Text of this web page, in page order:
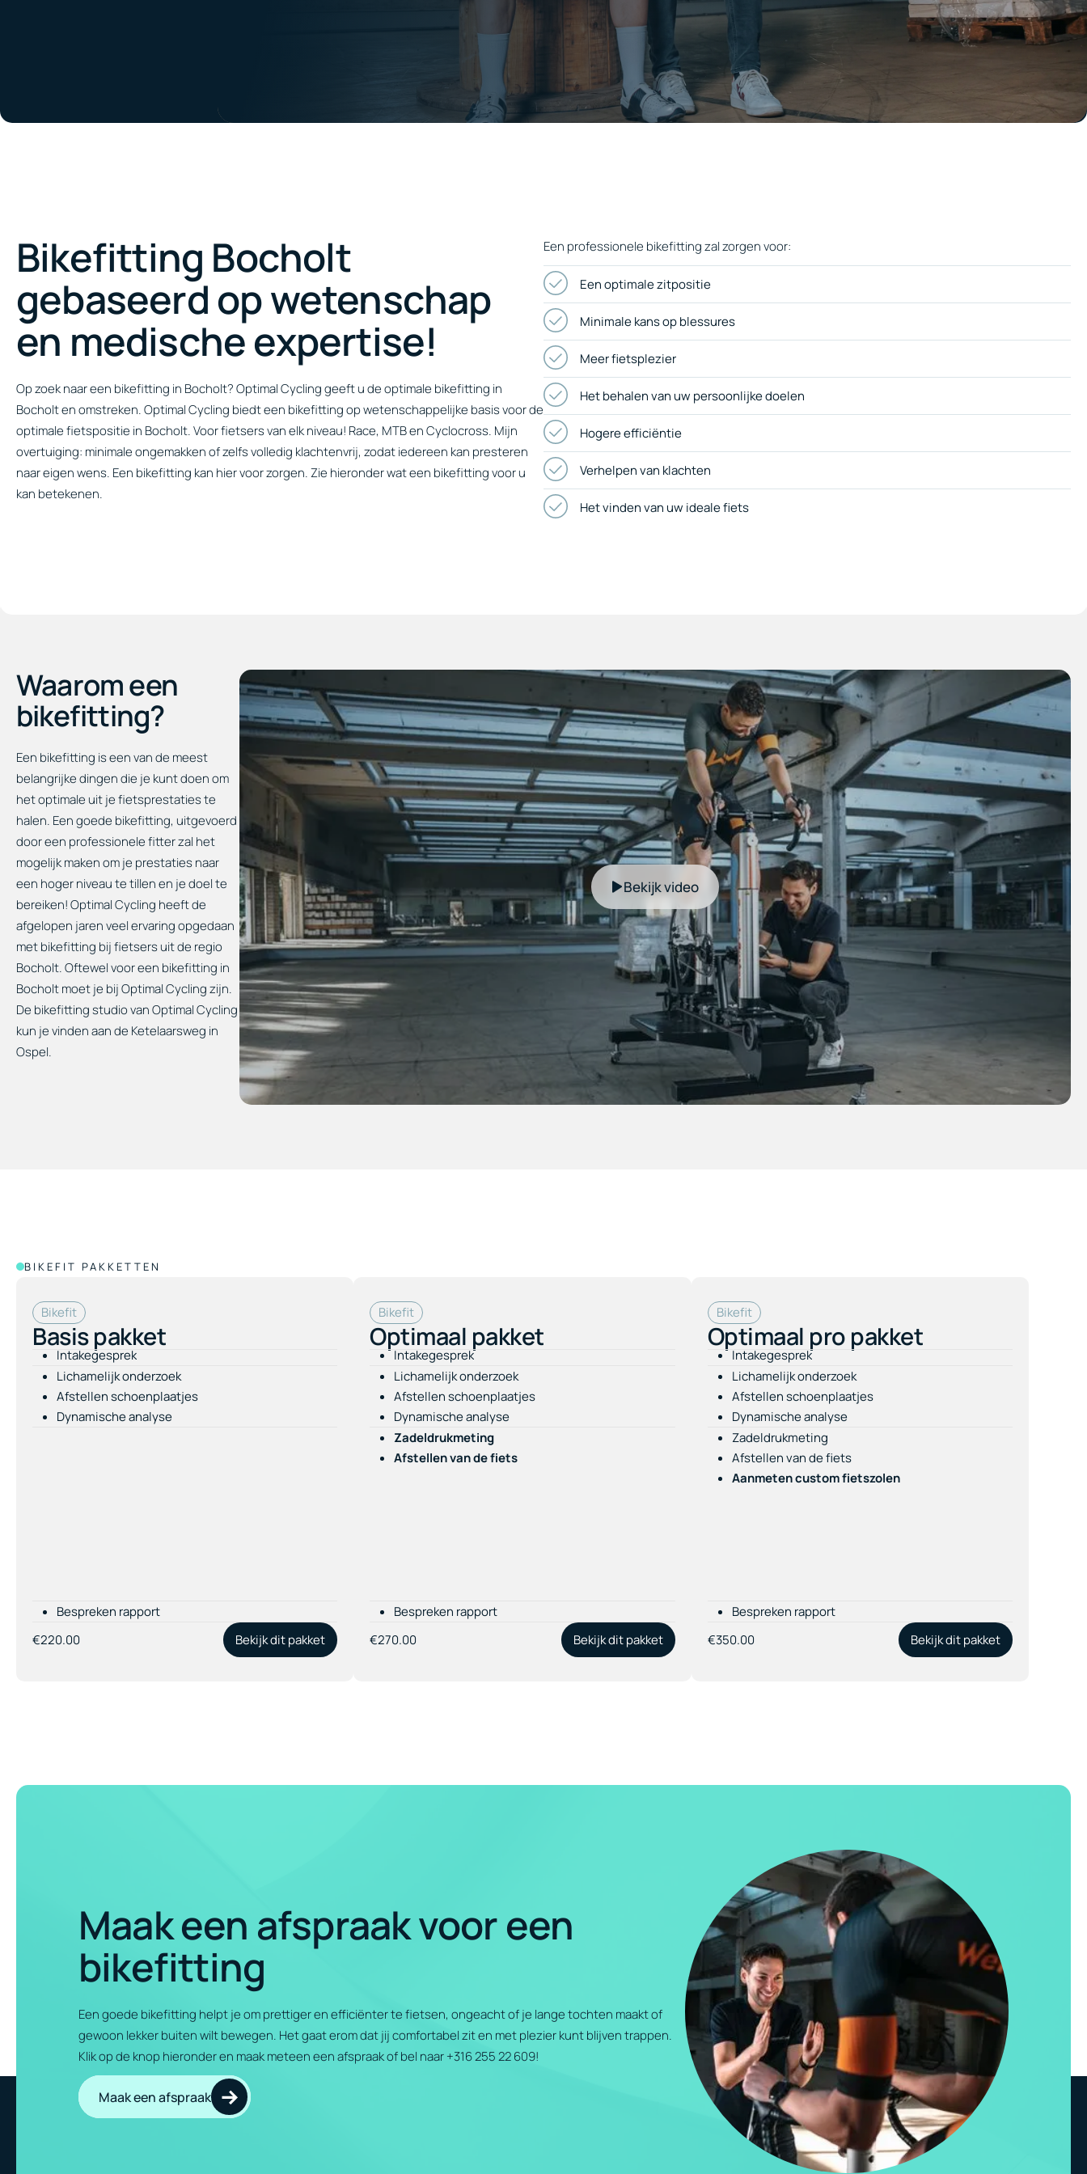
Bikefitting Bocholt
gebaseerd op wetenschap
en medische expertise!
Op zoek naar een bikefitting in Bocholt? Optimal Cycling geeft u de optimale bikefitting in
Bocholt en omstreken. Optimal Cycling biedt een bikefitting op wetenschappelijke basis voor de
optimale fietspositie in Bocholt. Voor fietsers van elk niveau! Race, MTB en Cyclocross. Mijn
overtuiging: minimale ongemakken of zelfs volledig klachtenvrij, zodat iedereen kan presteren
naar eigen wens. Een bikefitting kan hier voor zorgen. Zie hieronder wat een bikefitting voor u
kan betekenen.
Een professionele bikefitting zal zorgen voor:
Een optimale zitpositie
Minimale kans op blessures
Meer fietsplezier
Het behalen van uw persoonlijke doelen
Hogere efficiëntie
Verhelpen van klachten
Het vinden van uw ideale fiets
Bekijk video
Waarom een
bikefitting?
Een bikefitting is een van de meest
belangrijke dingen die je kunt doen om
het optimale uit je fietsprestaties te
halen. Een goede bikefitting, uitgevoerd
door een professionele fitter zal het
mogelijk maken om je prestaties naar
een hoger niveau te tillen en je doel te
bereiken! Optimal Cycling heeft de
afgelopen jaren veel ervaring opgedaan
met bikefitting bij fietsers uit de regio
Bocholt. Oftewel voor een bikefitting in
Bocholt moet je bij Optimal Cycling zijn.
De bikefitting studio van Optimal Cycling
kun je vinden aan de Ketelaarsweg in
Ospel.
BIKEFIT PAKKETTEN
Bikefit
Basis pakket
Intakegesprek
Lichamelijk onderzoek
Afstellen schoenplaatjes
Dynamische analyse
Bespreken rapport
€220.00
Bekijk dit pakket
Bikefit
Optimaal pakket
Intakegesprek
Lichamelijk onderzoek
Afstellen schoenplaatjes
Dynamische analyse
Zadeldrukmeting
Afstellen van de fiets
Bespreken rapport
€270.00
Bekijk dit pakket
Bikefit
Optimaal pro pakket
Intakegesprek
Lichamelijk onderzoek
Afstellen schoenplaatjes
Dynamische analyse
Zadeldrukmeting
Afstellen van de fiets
Aanmeten custom fietszolen
Bespreken rapport
€350.00
Bekijk dit pakket
Maak een afspraak voor een
bikefitting
Een goede bikefitting helpt je om prettiger en efficiënter te fietsen, ongeacht of je lange tochten maakt of
gewoon lekker buiten wilt bewegen. Het gaat erom dat jij comfortabel zit en met plezier kunt blijven trappen.
Klik op de knop hieronder en maak meteen een afspraak of bel naar +316 255 22 609!
Maak een afspraak